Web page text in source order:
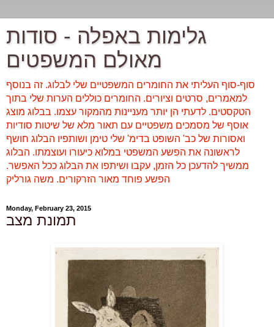
גלימות באפלה - סודות
מאולם המשפטים
סוף-סוף העליתי את החומרים המשפטיים שלי לבלוג. זה בנוסף
למאמרים, סרטים וציורים. החומרים כוללים הערות שלי בתוך
הטקסטים. לדעתי הן יותר מעניינות מהמקור עצמו. בבלוג מוצג
אוסף של מסמכים משפטיים עם תאור מלא של שיטות סודיות
ואסורות של כב' השופט בדימ' שלי טימן ושותפיו הבלוג חושף
לראשונה את הפשע המשפטי במלוא כיעורו ועוצמתו. הבלוג
ממשיך להדעכן כל הזמן, עקבו ושיתפו את הבלוג ככל האפשר.
הפשע פוחד מאור הזרקורים. משה גורליק
Monday, February 23, 2015
תמונת מצב